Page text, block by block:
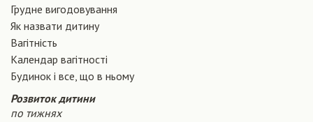
Грудне вигодовування
Як назвати дитину
Вагiтнiсть
Календар вагітності
Будинок і все, що в ньому
Розвиток дитини
по тижнях